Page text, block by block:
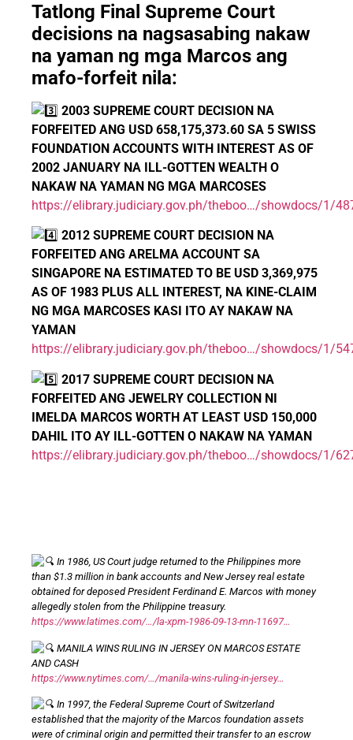
Tatlong Final Supreme Court
decisions na nagsasabing nakaw
na yaman ng mga Marcos ang
mafo-forfeit nila:
2003 SUPREME COURT DECISION NA
FORFEITED ANG USD 658,175,373.60 SA 5 SWISS
FOUNDATION ACCOUNTS WITH INTEREST AS OF
2002 JANUARY NA ILL-GOTTEN WEALTH O
NAKAW NA YAMAN NG MGA MARCOSES
https://elibrary.judiciary.gov.ph/theboo…/showdocs/1/
2012 SUPREME COURT DECISION NA
FORFEITED ANG ARELMA ACCOUNT SA
SINGAPORE NA ESTIMATED TO BE USD 3,369,975
AS OF 1983 PLUS ALL INTEREST, NA KINE-CLAIM
NG MGA MARCOSES KASI ITO AY NAKAW NA
YAMAN
https://elibrary.judiciary.gov.ph/theboo…/showdocs/1/
2017 SUPREME COURT DECISION NA
FORFEITED ANG JEWELRY COLLECTION NI
IMELDA MARCOS WORTH AT LEAST USD 150,000
DAHIL ITO AY ILL-GOTTEN O NAKAW NA YAMAN
https://elibrary.judiciary.gov.ph/theboo…/showdocs/1/
In 1986, US Court judge returned to the Philippines more
than $1.3 million in bank accounts and New Jersey real estate
obtained for deposed President Ferdinand E. Marcos with money
allegedly stolen from the Philippine treasury.
https://www.latimes.com/…/la-xpm-1986-09-13-mn-11697…
MANILA WINS RULING IN JERSEY ON MARCOS ESTATE
AND CASH
https://www.nytimes.com/…/manila-wins-ruling-in-jersey…
In 1997, the Federal Supreme Court of Switzerland
established that the majority of the Marcos foundation assets
were of criminal origin and permitted their transfer to an escrow